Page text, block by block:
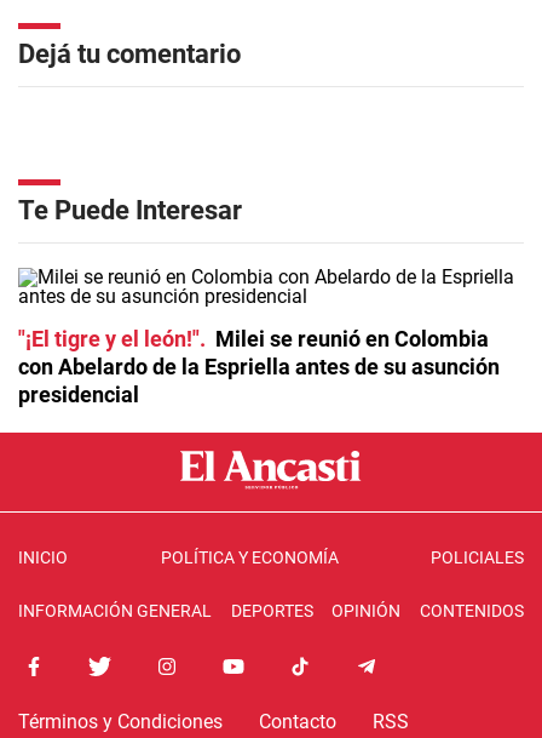
Dejá tu comentario
Te Puede Interesar
"¡El tigre y el león!"
Milei se reunió en Colombia
con Abelardo de la Espriella antes de su asunción
presidencial
INICIO POLÍTICA Y ECONOMÍA POLICIALES
INFORMACIÓN GENERAL DEPORTES OPINIÓN CONTENIDOS
Términos y Condiciones Contacto RSS